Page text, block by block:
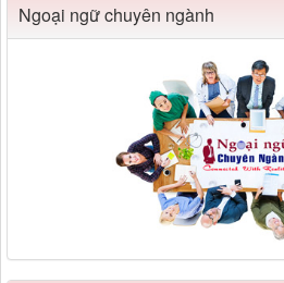
Ngoại ngữ chuyên ngành